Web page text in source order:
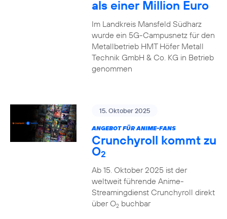
als einer Million Euro
Im Landkreis Mansfeld Südharz
wurde ein 5G-Campusnetz für den
Metallbetrieb HMT Höfer Metall
Technik GmbH & Co. KG in Betrieb
genommen
15. Oktober 2025
ANGEBOT FÜR ANIME-FANS
Crunchyroll kommt zu
O2
Ab 15. Oktober 2025 ist der
weltweit führende Anime-
Streamingdienst Crunchyroll direkt
über O2buchbar